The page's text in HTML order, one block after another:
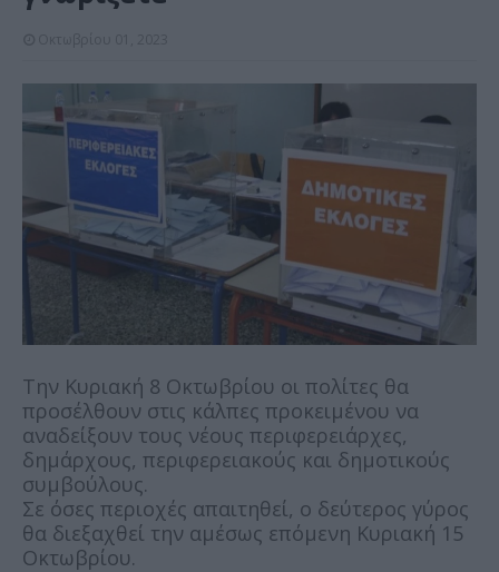
Tην Κυριακή 8 Οκτωβρίου οι πολίτες θα
προσέλθουν στις κάλπες προκειμένου να
αναδείξουν τους νέους περιφερειάρχες,
δημάρχους, περιφερειακούς και δημοτικούς
συμβούλους.
Σε όσες περιοχές απαιτηθεί, ο δεύτερος γύρος
θα διεξαχθεί την αμέσως επόμενη Κυριακή 15
Οκτωβρίου.